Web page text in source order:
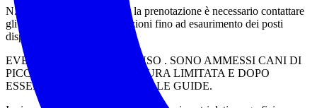
N.B Prima di procedere con la prenotazione è necessario contattare
gli accompagnatori. Prenotazioni fino ad esaurimento dei posti
disponibili /
EVENTO A NUMERO CHIUSO . SONO AMMESSI CANI DI
PICCOLA TAGLIA E IN MISURA LIMITATA E DOPO
ESSERSI CONSULTATI CON LE GUIDE.